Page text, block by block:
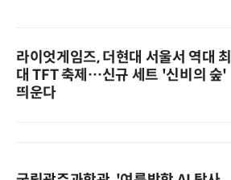
라이엇게임즈, 더현대 서울서 역대 최
대 TFT 축제…신규 세트 '신비의 숲'
띄운다